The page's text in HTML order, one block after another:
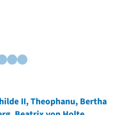
II, Theophanu, Bertha